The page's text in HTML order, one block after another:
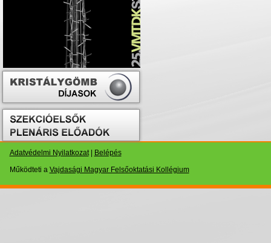
Adatvédelmi Nyilatkozat|
Belépés
Működteti a Vajdasági Magyar Felsőoktatási Kollégium